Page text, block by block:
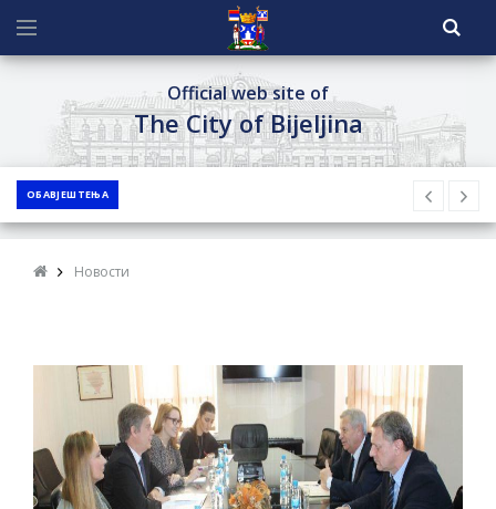
Official web site of
The City of Bijeljina
ОБАВЈЕШТЕЊА
Новости